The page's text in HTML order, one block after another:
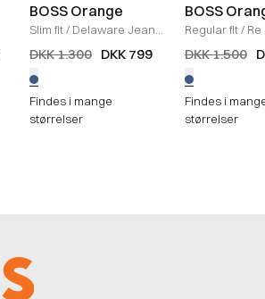
BOSS Orange
Slim fit/ Delaware Jeans
/DENIM
DKK 1.300 DKK 799
Findes i mange
størrelser
BOSS
Regular fit/
Jeans /DENIM
DKK 1.500
Findes i
størrelser